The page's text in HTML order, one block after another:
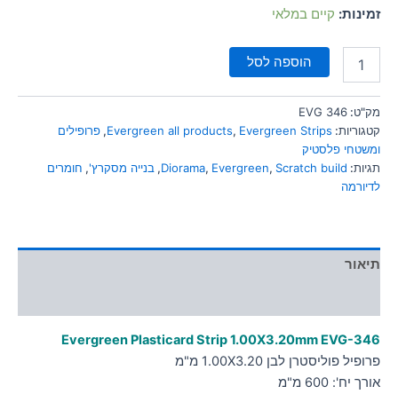
font_download סמן קישורים זמינות: קיים במלאי
הוספה לסל
מק"ט: EVG 346
קטגוריות:
Evergreen all products, Evergreen Strips
, פרופילים
ומשטחי פלסטיק
תגיות:
Diorama, Evergreen, Scratch build
, בנייה מסקרץ', חומרים
לדיורמה
תיאור
Evergreen Plasticard Strip 1.00X3.20mm EVG-346
פרופיל פוליסטרן לבן 1.00X3.20 מ"מ
אורך יח': 600 מ"מ